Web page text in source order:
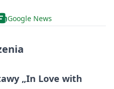
Google News
„In Love with